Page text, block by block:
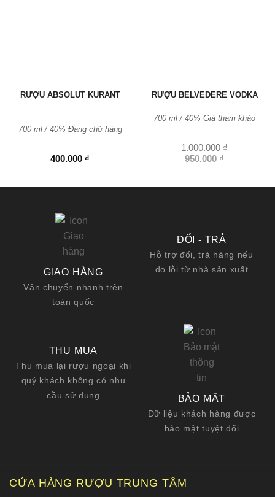
RƯỢU ABSOLUT KURANT
400.000 ₫
700 ml / 40% Đang chờ hàng
RƯỢU BELVEDERE VODKA
1.000.000₫
Giá
1.000.000 ₫.
950.000 ₫
là:
700 ml / 40% Giá tham khảo
GIAO HÀNG
Vận chuyển nhanh trên
toàn quốc
ĐỔI - TRẢ
Hỗ trợ đổi, trả hàng nếu
do lỗi từ nhà sản xuất
THU MUA
Thu mua lại rượu ngoại khi
quý khách không có nhu
cầu sử dụng
BẢO MẬT
Dữ liệu khách hàng được
bảo mật tuyệt đối
CỬA HÀNG RƯỢU TRUNG TÂM